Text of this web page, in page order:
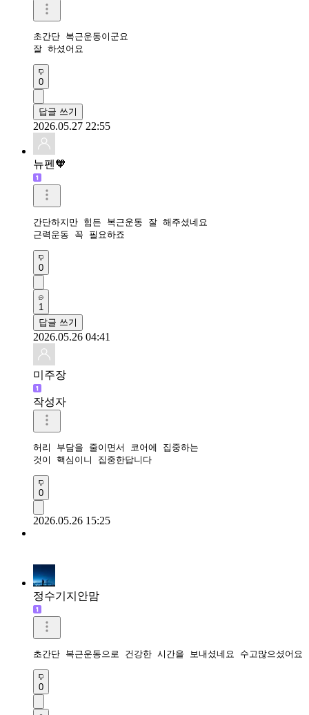
초간단 복근운동이군요
잘 하셨어요
0
답글 쓰기
2026.05.27 22:55
뉴펜🧡
간단하지만 힘든 복근운동 잘 해주셨네요
근력운동 꼭 필요하죠
0
1
답글 쓰기
2026.05.26 04:41
미주장
작성자
허리 부담을 줄이면서 코어에 집중하는
것이 핵심이니 집중한답니다
0
2026.05.26 15:25
정수기지안맘
초간단 복근운동으로 건강한 시간을 보내셨네요 수고많으셨어요
0